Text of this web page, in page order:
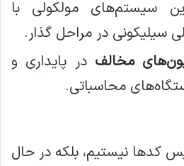
سیستم‌های مولکولی با
سیلیکونی در مراحل گذار.
مخالف در پایداری و
محاسباتی.
کدها نیستیم، بلکه در حال